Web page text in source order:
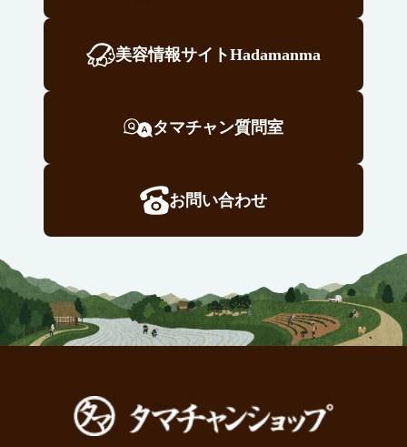
美容情報サイトHadamanma
タマチャン質問室
お問い合わせ